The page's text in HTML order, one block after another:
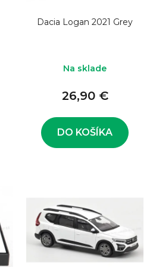
Dacia Logan 2021 Grey
Na sklade
26,90 €
DO KOŠÍKA